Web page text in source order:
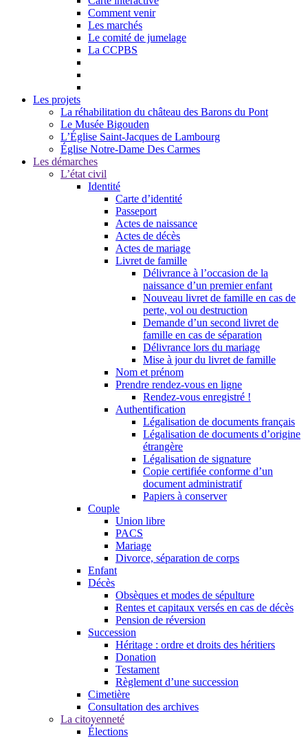
Comment venir
Les marchés
Le comité de jumelage
La CCPBS
Les projets
La réhabilitation du château des Barons du Pont
Le Musée Bigouden
L’Église Saint-Jacques de Lambourg
Église Notre-Dame Des Carmes
Les démarches
L’état civil
Identité
Carte d’identité
Passeport
Actes de naissance
Actes de décès
Actes de mariage
Livret de famille
Délivrance à l’occasion de la
naissance d’un premier enfant
Nouveau livret de famille en cas de
perte, vol ou destruction
Demande d’un second livret de
famille en cas de séparation
Délivrance lors du mariage
Mise à jour du livret de famille
Nom et prénom
Prendre rendez-vous en ligne
Rendez-vous enregistré !
Authentification
Légalisation de documents français
Légalisation de documents d’origine
étrangère
Légalisation de signature
Copie certifiée conforme d’un
document administratif
Papiers à conserver
Couple
Union libre
PACS
Mariage
Divorce, séparation de corps
Enfant
Décès
Obsèques et modes de sépulture
Rentes et capitaux versés en cas de décès
Pension de réversion
Succession
Héritage : ordre et droits des héritiers
Donation
Testament
Règlement d’une succession
Cimetière
Consultation des archives
La citoyenneté
Élections